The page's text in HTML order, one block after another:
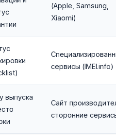
(Apple, Samsung,
Xiaomi)
сервисы (IMEI.info)
выпуска
Сайт
сторонние